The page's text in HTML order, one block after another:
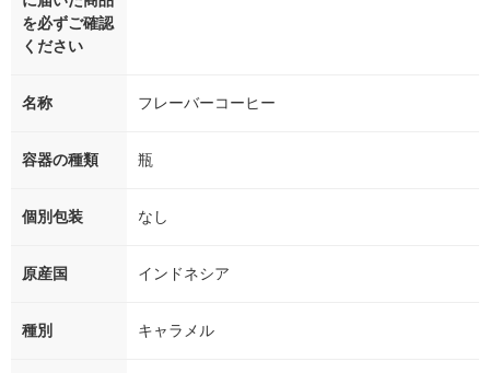
を必ずご確認
ください
名称 フレーバーコーヒー
容器の種類 瓶
個別包装 なし
原産国 インドネシア
種別 キャラメル